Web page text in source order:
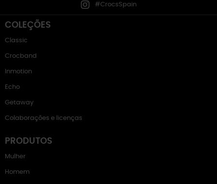
#CrocsSpain
COLEÇÕES
Classic
Crocband
Inmotion
Echo
Getaway
Colaborações e licenças
PRODUTOS
Mulher
Homem